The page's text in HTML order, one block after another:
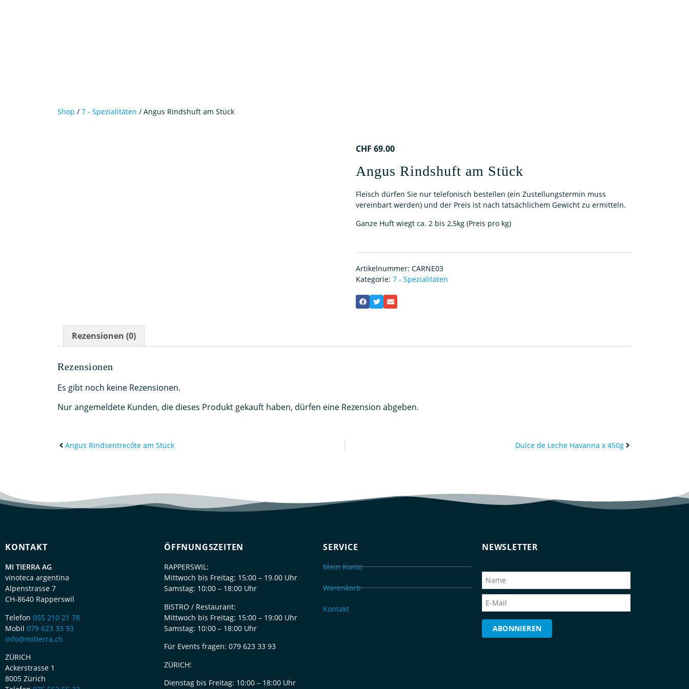
Shop / 7 - Spezialitäten / Angus Rindshuft am Stück
CHF 69.00
Angus Rindshuft am Stück
Fleisch dürfen Sie nur telefonisch bestellen (ein Zustellungstermin muss
vereinbart werden) und der Preis ist nach tatsächlichem Gewicht zu ermitteln.
Ganze Huft wiegt ca. 2 bis 2,5kg (Preis pro kg)
Artikelnummer:CARNE03
Kategorie:7 - Spezialitäten
Rezensionen (0)
Rezensionen
Es gibt noch keine Rezensionen.
Nur angemeldete Kunden, die dieses Produkt gekauft haben, dürfen eine Rezension abgeben.
Angus Rindsentrecôte am Stück Dulce de Leche Havanna x 450g
KONTAKT
MI TIERRA AG
vinoteca argentina
Alpenstrasse 7
CH-8640 Rapperswil
Telefon 055 210 21 78
Mobil 079 623 33 93
info@mitierra.ch
ZÜRICH
Ackerstrasse 1
8005 Zürich
ÖFFNUNGSZEITEN
RAPPERSWIL:
Mittwoch bis Freitag: 15:00 – 19.00 Uhr
Samstag: 10:00 – 18:00 Uhr
BISTRO / Restaurant:
Mittwoch bis Freitag: 15:00 – 19:00 Uhr
Samstag: 10:00 – 18:00 Uhr
Für Events fragen: 079 623 33 93
ZÜRICH:
Dienstag bis Freitag: 10:00 – 18:00 Uhr
SERVICE
Mein Konto
Warenkorb
Kontakt
NEWSLETTER